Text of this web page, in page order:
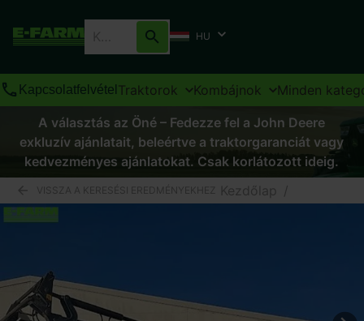
HU
Kapcsolatfelvétel Traktorok Kombájnok
Minden
A választás az Öné – Fedezze fel a John Deere
exkluzív ajánlatait, beleértve a traktorgaranciát vagy
kedvezményes ajánlatokat. Csak korlátozott ideig.
VISSZA A KERESÉSI EREDMÉNYEKHEZ Kezdőlap /